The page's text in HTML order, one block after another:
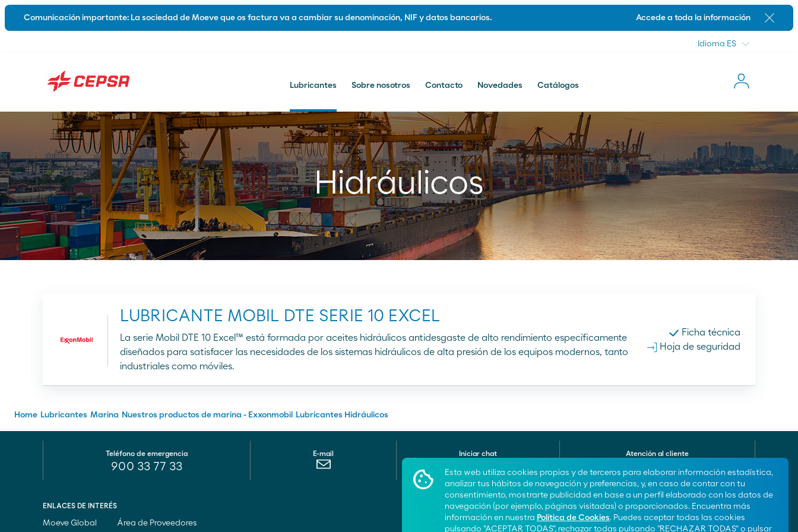
Esta web utiliza cookies propias y de terceros para elaborar información estadística,
analizar tus hábitos de navegación y preferencias, y, en caso de contar con tu
consentimiento, mostrarte publicidad en base a un perfil elaborado con los datos de
navegación (por ejemplo, páginas visitadas) o proporcionados. Encuentra más
información en nuestra Política de Cookies. Puedes aceptar todas las cookies
pulsando "ACEPTAR TODAS", rechazar todas pulsando "RECHAZAR TODAS" o pulsar
Automoción
Industria
Marina
Grasas
Híbridos y Eléctricos
Lubricantes Biodegradables
Contacto comercial
Catálogos
Teléfono de emergencia E-mail Iniciar chat Atención al cliente
900 100 269
Sitio Comercial
Fundación Moeve
Comunicación importante: La sociedad de Moeve que os factura va a cambiar su denominación, NIF y datos bancarios. Accede a toda la información Cerrar
Idioma
Lubricantes Sobre nosotros Contacto Novedades Catálogos
Hidráulicos
LUBRICANTE MOBIL DTE SERIE 10 EXCEL
La serie Mobil DTE 10 Excel™ está formada por aceites hidráulicos antidesgaste de alto rendimiento específicamente
diseñados para satisfacer las necesidades de los sistemas hidráulicos de alta presión de los equipos modernos, tanto
industriales como móviles.
Ficha técnica
Hoja de seguridad
Home Lubricantes Marina Nuestros productos de marina - Exxonmobil Lubricantes Hidráulicos
Teléfono de emergencia
900 33 77 33
E-mail Iniciar chat Atención al cliente
900 100 269
ENLACES DE INTERÉS
Moeve Global Área de Proveedores
¡Síguenos!